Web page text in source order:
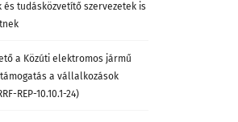
és tudásközvetítő szervezetek is
a Közúti elektromos jármű
a vállalkozások
REP-10.10.1-24)